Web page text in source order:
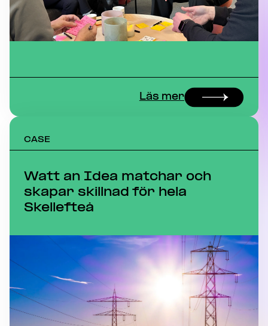
Läs mer
CASE
Watt an Idea matchar och
skapar skillnad för hela
Skellefteå